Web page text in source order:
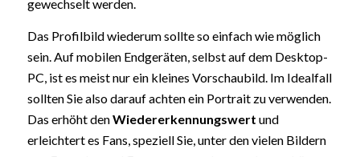
gewechselt werden.
Das Profilbild wiederum sollte so einfach wie möglich
sein. Auf mobilen Endgeräten, selbst auf dem Desktop-
PC, ist es meist nur ein kleines Vorschaubild. Im Idealfall
sollten Sie also darauf achten ein Portrait zu verwenden.
Das erhöht denWiedererkennungswert und
erleichtert es Fans, speziell Sie, unter den vielen Bildern